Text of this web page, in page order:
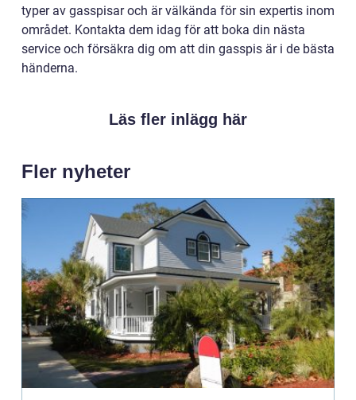
typer av gasspisar och är välkända för sin expertis inom
området. Kontakta dem idag för att boka din nästa
service och försäkra dig om att din gasspis är i de bästa
händerna.
Läs fler inlägg här
Fler nyheter